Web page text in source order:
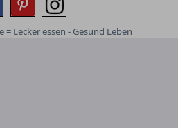
Lecker essen - Gesund Leben